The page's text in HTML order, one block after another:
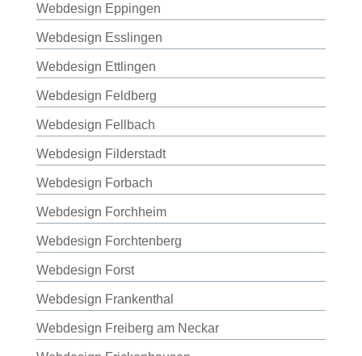
Webdesign Eppingen
Webdesign Esslingen
Webdesign Ettlingen
Webdesign Feldberg
Webdesign Fellbach
Webdesign Filderstadt
Webdesign Forbach
Webdesign Forchheim
Webdesign Forchtenberg
Webdesign Forst
Webdesign Frankenthal
Webdesign Freiberg am Neckar